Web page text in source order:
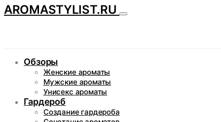
AROMASTYLIST.RU
Обзоры
Женские ароматы
Мужские ароматы
Унисекс ароматы
Гардероб
Создание гардероба